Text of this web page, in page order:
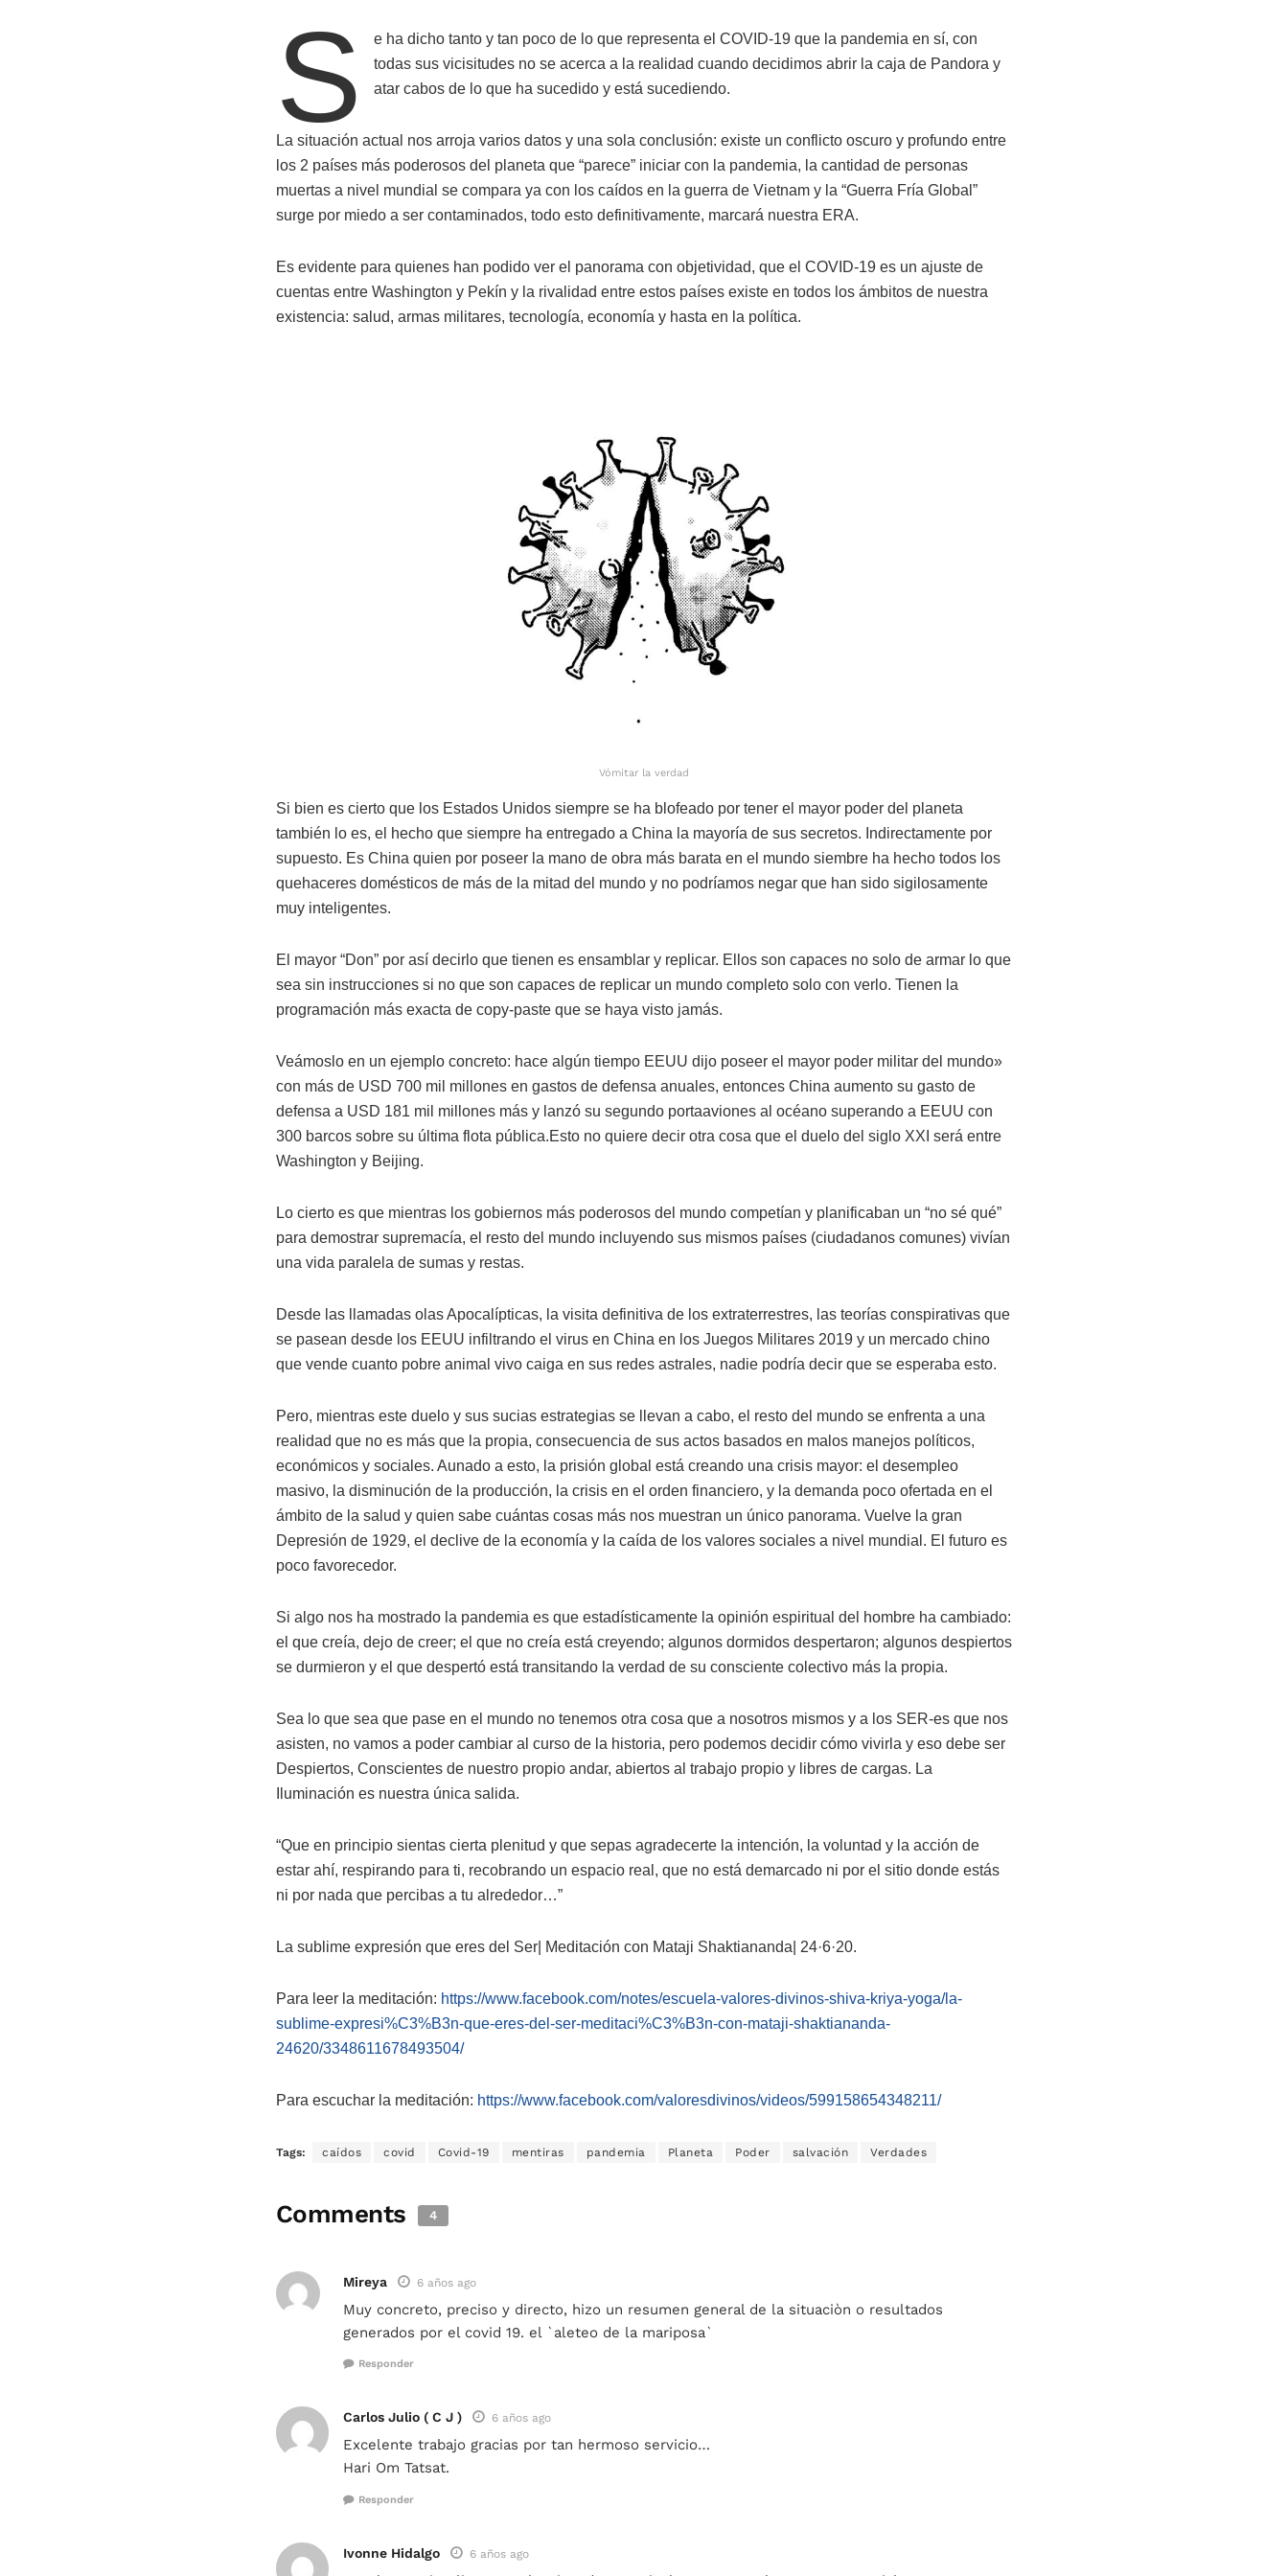
S
e ha dicho tanto y tan poco de lo que representa el COVID-19 que la pandemia en sí, con
todas sus vicisitudes no se acerca a la realidad cuando decidimos abrir la caja de Pandora y
atar cabos de lo que ha sucedido y está sucediendo.
La situación actual nos arroja varios datos y una sola conclusión: existe un conflicto oscuro y profundo entre
los 2 países más poderosos del planeta que “parece” iniciar con la pandemia, la cantidad de personas
muertas a nivel mundial se compara ya con los caídos en la guerra de Vietnam y la “Guerra Fría Global”
surge por miedo a ser contaminados, todo esto definitivamente, marcará nuestra ERA.
Es evidente para quienes han podido ver el panorama con objetividad, que el COVID-19 es un ajuste de
cuentas entre Washington y Pekín y la rivalidad entre estos países existe en todos los ámbitos de nuestra
existencia: salud, armas militares, tecnología, economía y hasta en la política.
Vómitar la verdad
Si bien es cierto que los Estados Unidos siempre se ha blofeado por tener el mayor poder del planeta
también lo es, el hecho que siempre ha entregado a China la mayoría de sus secretos. Indirectamente por
supuesto. Es China quien por poseer la mano de obra más barata en el mundo siembre ha hecho todos los
quehaceres domésticos de más de la mitad del mundo y no podríamos negar que han sido sigilosamente
muy inteligentes.
El mayor “Don” por así decirlo que tienen es ensamblar y replicar. Ellos son capaces no solo de armar lo que
sea sin instrucciones si no que son capaces de replicar un mundo completo solo con verlo. Tienen la
programación más exacta de copy-paste que se haya visto jamás.
Veámoslo en un ejemplo concreto: hace algún tiempo EEUU dijo poseer el mayor poder militar del mundo»
con más de USD 700 mil millones en gastos de defensa anuales, entonces China aumento su gasto de
defensa a USD 181 mil millones más y lanzó su segundo portaaviones al océano superando a EEUU con
300 barcos sobre su última flota pública.Esto no quiere decir otra cosa que el duelo del siglo XXI será entre
Washington y Beijing.
Lo cierto es que mientras los gobiernos más poderosos del mundo competían y planificaban un “no sé qué”
para demostrar supremacía, el resto del mundo incluyendo sus mismos países (ciudadanos comunes) vivían
una vida paralela de sumas y restas.
Desde las llamadas olas Apocalípticas, la visita definitiva de los extraterrestres, las teorías conspirativas que
se pasean desde los EEUU infiltrando el virus en China en los Juegos Militares 2019 y un mercado chino
que vende cuanto pobre animal vivo caiga en sus redes astrales, nadie podría decir que se esperaba esto.
Pero, mientras este duelo y sus sucias estrategias se llevan a cabo, el resto del mundo se enfrenta a una
realidad que no es más que la propia, consecuencia de sus actos basados en malos manejos políticos,
económicos y sociales. Aunado a esto, la prisión global está creando una crisis mayor: el desempleo
masivo, la disminución de la producción, la crisis en el orden financiero, y la demanda poco ofertada en el
ámbito de la salud y quien sabe cuántas cosas más nos muestran un único panorama. Vuelve la gran
Depresión de 1929, el declive de la economía y la caída de los valores sociales a nivel mundial. El futuro es
poco favorecedor.
Si algo nos ha mostrado la pandemia es que estadísticamente la opinión espiritual del hombre ha cambiado:
el que creía, dejo de creer; el que no creía está creyendo; algunos dormidos despertaron; algunos despiertos
se durmieron y el que despertó está transitando la verdad de su consciente colectivo más la propia.
Sea lo que sea que pase en el mundo no tenemos otra cosa que a nosotros mismos y a los SER-es que nos
asisten, no vamos a poder cambiar al curso de la historia, pero podemos decidir cómo vivirla y eso debe ser
Despiertos, Conscientes de nuestro propio andar, abiertos al trabajo propio y libres de cargas. La
Iluminación es nuestra única salida.
“Que en principio sientas cierta plenitud y que sepas agradecerte la intención, la voluntad y la acción de
estar ahí, respirando para ti, recobrando un espacio real, que no está demarcado ni por el sitio donde estás
ni por nada que percibas a tu alrededor…”
La sublime expresión que eres del Ser| Meditación con Mataji Shaktiananda| 24·6·20.
Para leer la meditación: https://www.facebook.com/notes/escuela-valores-divinos-shiva-kriya-yoga/la-
sublime-expresi%C3%B3n-que-eres-del-ser-meditaci%C3%B3n-con-mataji-shaktiananda-
24620/3348611678493504/
Para escuchar la meditación: https://www.facebook.com/valoresdivinos/videos/599158654348211/
Tags: caídos covid Covid-19 mentiras pandemia Planeta Poder salvación Verdades
Comments 4
Mireya 6 años ago
Muy concreto, preciso y directo, hizo un resumen general de la situaciòn o resultados
generados por el covid 19. el `aleteo de la mariposa`
Responder
Carlos Julio ( C J ) 6 años ago
Excelente trabajo gracias por tan hermoso servicio…
Hari Om Tatsat.
Responder
Ivonne Hidalgo 6 años ago